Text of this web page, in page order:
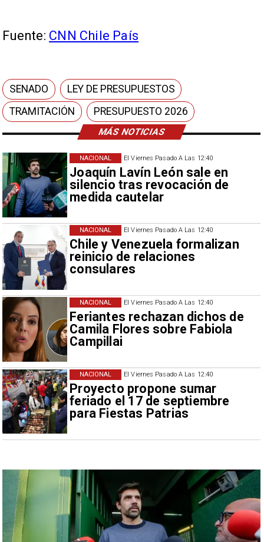
MÁS NOTICIAS
El Viernes Pasado A Las 12:40
Joaquín Lavín León sale en
silencio tras revocación de
medida cautelar
NACIONAL
El Viernes Pasado A Las 12:40
Chile y Venezuela formalizan
reinicio de relaciones
consulares
NACIONAL
El Viernes Pasado A Las 12:40
Feriantes rechazan dichos de
Camila Flores sobre Fabiola
Campillai
NACIONAL
El Viernes Pasado A Las 12:40
Proyecto propone sumar
feriado el 17 de septiembre
para Fiestas Patrias
NACIONAL
Fuente: CNN Chile País
SENADO
LEY DE PRESUPUESTOS
TRAMITACIÓN
PRESUPUESTO 2026